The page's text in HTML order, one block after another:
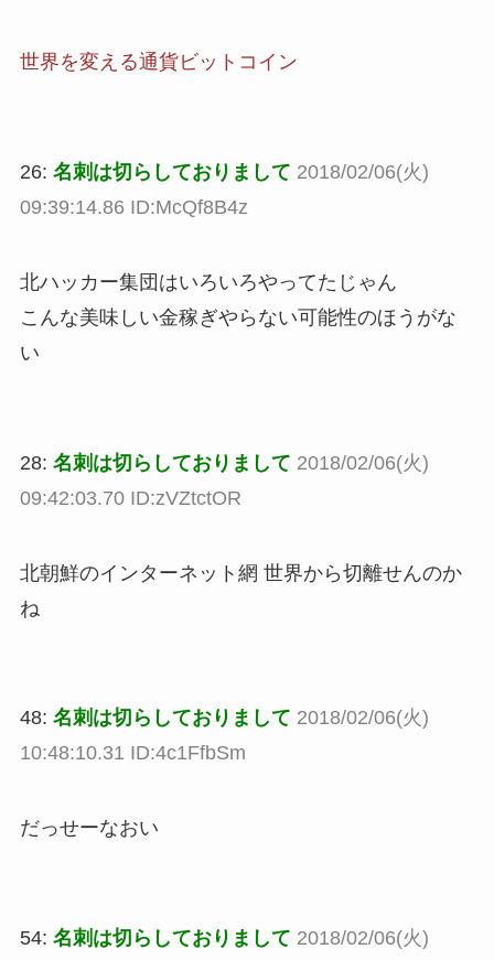
世界を変える通貨ビットコイン
26: 名刺は切らしておりまして 2018/02/06(火)
09:39:14.86 ID:McQf8B4z
北ハッカー集団はいろいろやってたじゃん
こんな美味しい金稼ぎやらない可能性のほうがな
い
28: 名刺は切らしておりまして 2018/02/06(火)
09:42:03.70 ID:zVZtctOR
北朝鮮のインターネット網 世界から切離せんのか
ね
48: 名刺は切らしておりまして 2018/02/06(火)
10:48:10.31 ID:4c1FfbSm
だっせーなおい
54: 名刺は切らしておりまして 2018/02/06(火)